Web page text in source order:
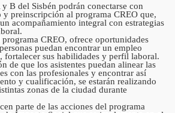
B del Sisbén podrán conectarse con
y preinscripción al programa CREO que,
acompañamiento integral con estrategias
CREO, ofrece oportunidades
puedan encontrar un empleo
fortalecer sus habilidades y perfil laboral.
de que los asistentes puedan alinear las
con las profesionales y encontrar así
y cualificación, se estarán realizando
zonas de la ciudad durante
parte de las acciones del programa